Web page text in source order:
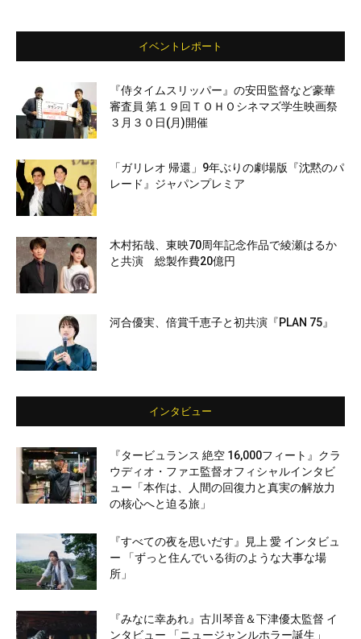
イベントレポート
『侍タイムスリッパー』の安田監督など豪華
審査員 第１９回ＴＯＨＯシネマズ学生映画祭
３月３０日(月)開催
「ガリレオ 帰還」9年ぶりの劇場版『沈黙のパ
レード』ジャパンプレミア
木村拓哉、東映70周年記念作品で綾瀬はるか
と共演 総製作費20億円
河合優実、倍賞千恵子と初共演『PLAN 75』
インタビュー
『タービュランス 絶空 16,000フィート』クラ
ウディオ・ファエ監督オフィシャルインタビ
ュー「本作は、人間の回復力と真実の解放力
の核心へと迫る旅」
『すべての夜を思いだす』見上 愛 インタビュ
ー 「ずっと住んでいる街のような大事な場
所」
『みなに幸あれ』古川琴音＆下津優太監督 イ
ンタビュー 「ニュージャンルホラー誕生」